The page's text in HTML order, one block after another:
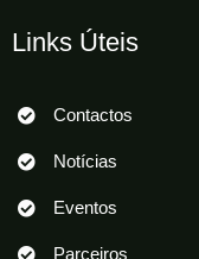
Links Úteis
Contactos
Notícias
Eventos
Parceiros